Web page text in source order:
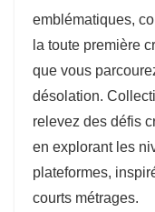
emblématiques,
la toute première
que vous
désolation.
relevez des défis
en explorant les
plateformes,
courts métrages.